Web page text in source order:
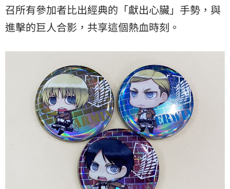
召所有參加者比出經典的「獻出心臟」手勢，與
進擊的巨人合影，共享這個熱血時刻。